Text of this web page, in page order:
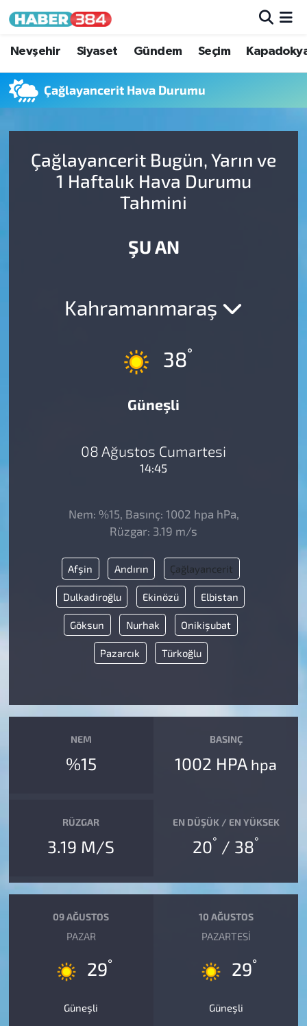
Nevşehir Siyaset Gündem Seçim
Çağlayancerit Hava Durumu
Çağlayancerit Bugün, Yarın ve
1 Haftalık Hava Durumu
Tahmini
ŞU AN
Kahramanmaraş
38°
Güneşli
08 Ağustos Cumartesi
14:45
Nem: %15, Basınç: 1002 hpa hPa,
Rüzgar: 3.19 m/s
Afşin Andırın Çağlayancerit
Dulkadiroğlu Ekinözü Elbistan
Göksun Nurhak Onikişubat
Pazarcık Türkoğlu
NEM
%15
BASINÇ
1002 HPA hpa
RÜZGAR
3.19 M/S
EN DÜŞÜK / EN YÜKSEK
20° / 38°
09 AĞUSTOS
PAZAR
29°
Güneşli
10 AĞUSTOS
PAZARTESI
29°
Güneşli
Nöbetçi Eczaneler
Hava Durumu
Süper Lig Puan Durumu ve Fikstür
Tüm Manşetler